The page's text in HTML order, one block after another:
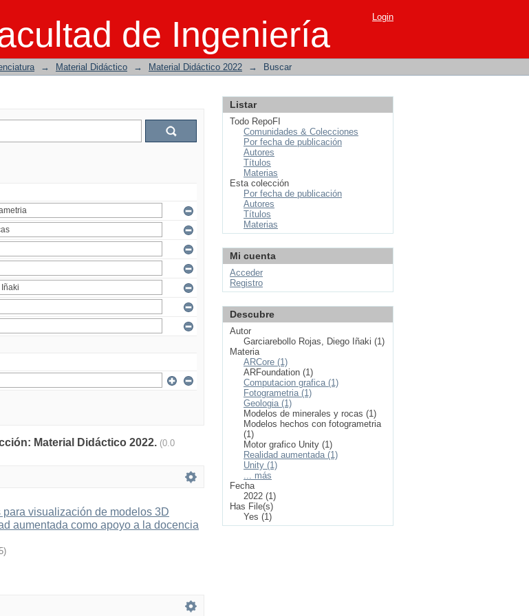
de Ingeniería Login
→ Material Didáctico → Material Didáctico 2022 → Buscar
Material Didáctico 2022. (0.0
visualización de modelos 3D
aumentada como apoyo a la docencia
)
Listar
Todo RepoFI
Comunidades & Colecciones
Por fecha de publicación
Autores
Títulos
Materias
Esta colección
Por fecha de publicación
Autores
Títulos
Materias
Mi cuenta
Acceder
Registro
Descubre
Autor
Garciarebollo Rojas, Diego Iñaki (1)
Materia
ARCore (1)
ARFoundation (1)
Computacion grafica (1)
Fotogrametria (1)
Geologia (1)
Modelos de minerales y rocas (1)
Modelos hechos con fotogrametria
(1)
Motor grafico Unity (1)
Realidad aumentada (1)
Unity (1)
... más
Fecha
2022 (1)
Has File(s)
Yes (1)